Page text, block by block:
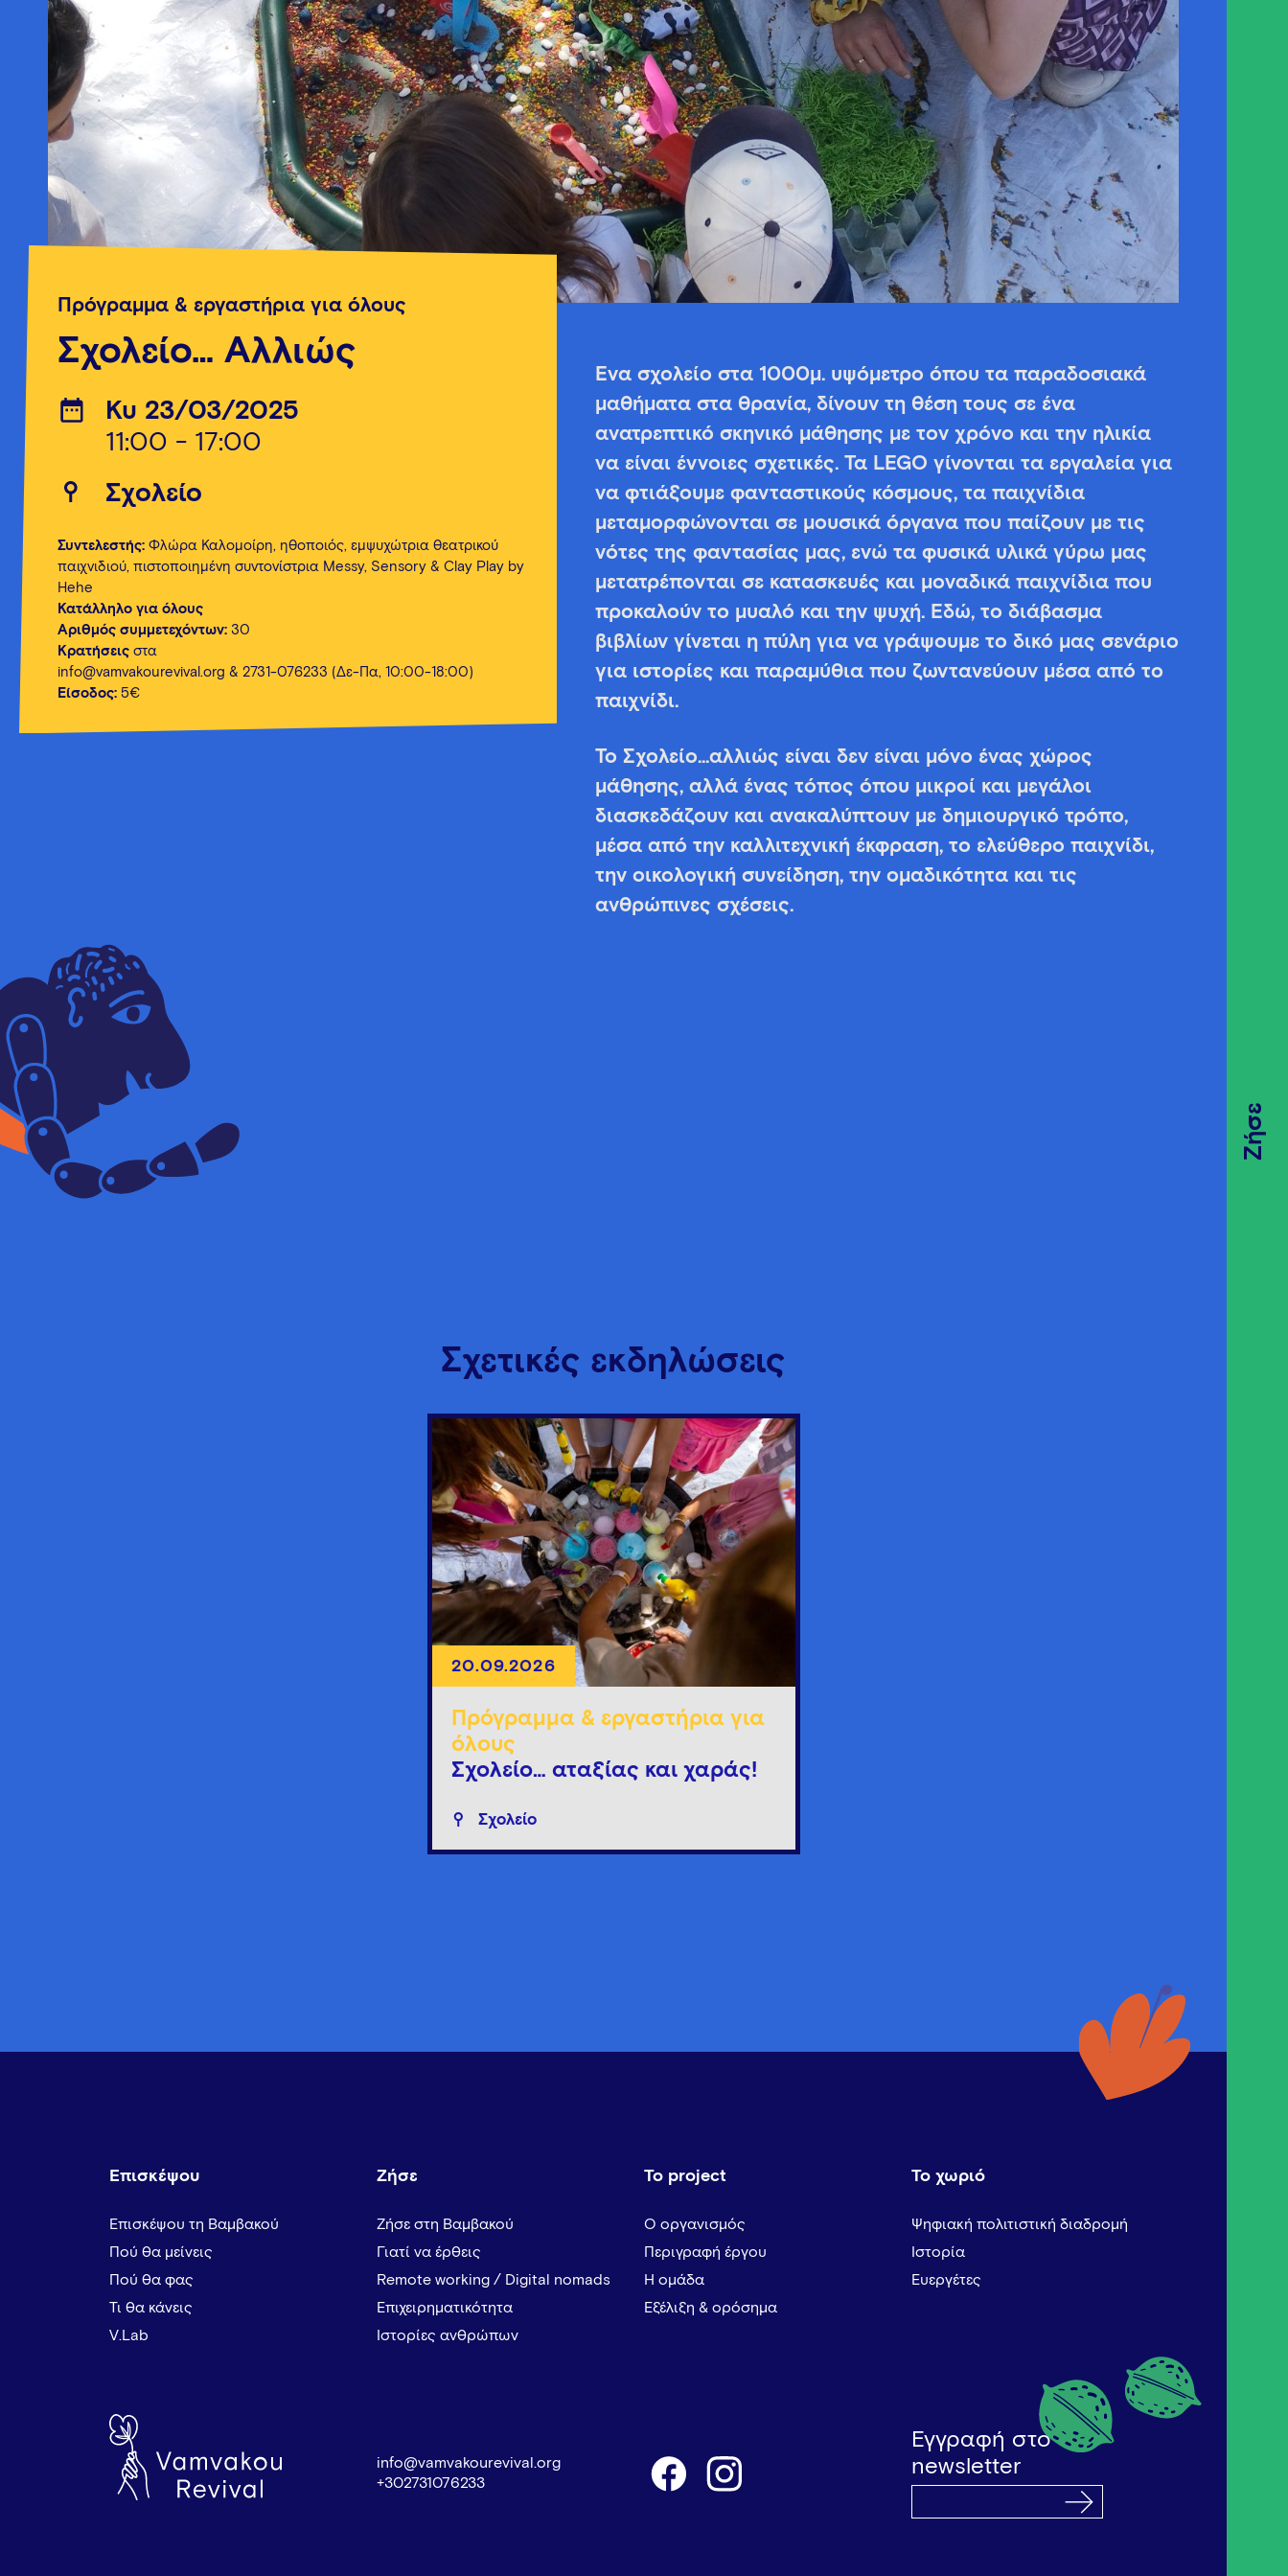
Ζήσε
Πρόγραμμα & εργαστήρια για όλους
Σχολείο… Αλλιώς
Κυ 23/03/2025
11:00 - 17:00
Σχολείο
Συντελεστής: Φλώρα Καλομοίρη, ηθοποιός, εμψυχώτρια θεατρικού
παιχνιδιού, πιστοποιημένη συντονίστρια Messy, Sensory & Clay Play by
Hehe
Κατάλληλο για όλους
Αριθμός συμμετεχόντων: 30
Κρατήσεις στα
info@vamvakourevival.org & 2731-076233 (Δε-Πα, 10:00-18:00)
Είσοδος: 5€
Ένα σχολείο στα 1000μ. υψόμετρο όπου τα παραδοσιακά
μαθήματα στα θρανία, δίνουν τη θέση τους σε ένα
ανατρεπτικό σκηνικό μάθησης με τον χρόνο και την ηλικία
να είναι έννοιες σχετικές. Τα LEGO γίνονται τα εργαλεία για
να φτιάξουμε φανταστικούς κόσμους, τα παιχνίδια
μεταμορφώνονται σε μουσικά όργανα που παίζουν με τις
νότες της φαντασίας μας, ενώ τα φυσικά υλικά γύρω μας
μετατρέπονται σε κατασκευές και μοναδικά παιχνίδια που
προκαλούν το μυαλό και την ψυχή. Εδώ, το διάβασμα
βιβλίων γίνεται η πύλη για να γράψουμε το δικό μας σενάριο
για ιστορίες και παραμύθια που ζωντανεύουν μέσα από το
παιχνίδι.
Το Σχολείο…αλλιώς είναι δεν είναι μόνο ένας χώρος
μάθησης, αλλά ένας τόπος όπου μικροί και μεγάλοι
διασκεδάζουν και ανακαλύπτουν με δημιουργικό τρόπο,
μέσα από την καλλιτεχνική έκφραση, το ελεύθερο παιχνίδι,
την οικολογική συνείδηση, την ομαδικότητα και τις
ανθρώπινες σχέσεις.
Σχετικές εκδηλώσεις
20.09.2026
Πρόγραμμα & εργαστήρια για
όλους
Σχολείο… αταξίας και χαράς!
Σχολείο
Επισκέψου
Επισκέψου τη Βαμβακού
Πού θα μείνεις
Πού θα φας
Τι θα κάνεις
V.Lab
Ζήσε
Ζήσε στη Βαμβακού
Γιατί να έρθεις
Remote working / Digital nomads
Επιχειρηματικότητα
Ιστορίες ανθρώπων
Το project
Ο οργανισμός
Περιγραφή έργου
Η ομάδα
Εξέλιξη & ορόσημα
Το χωριό
Ψηφιακή πολιτιστική διαδρομή
Ιστορία
Ευεργέτες
info@vamvakourevival.org
+302731076233
Εγγραφή στο
newsletter